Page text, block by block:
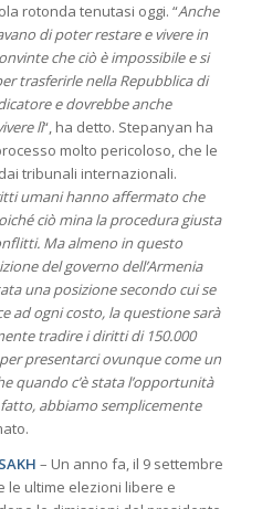
rotonda tenutasi oggi. “Anche
di poter restare e vivere in
che ciò è impossibile e si
trasferirle nella Repubblica di
e dovrebbe anche
lì“, ha detto. Stepanyan ha
molto pericoloso, che le
tribunali internazionali.
umani hanno affermato che
ciò mina la procedura giusta
Ma almeno in questo
del governo dell’Armenia
una posizione secondo cui se
ad ogni costo, la questione sarà
tradire i diritti di 150.000
presentarci ovunque come un
quando c’è stata l’opportunità
abbiamo semplicemente
– Un anno fa, il 9 settembre
le ultime elezioni libere e